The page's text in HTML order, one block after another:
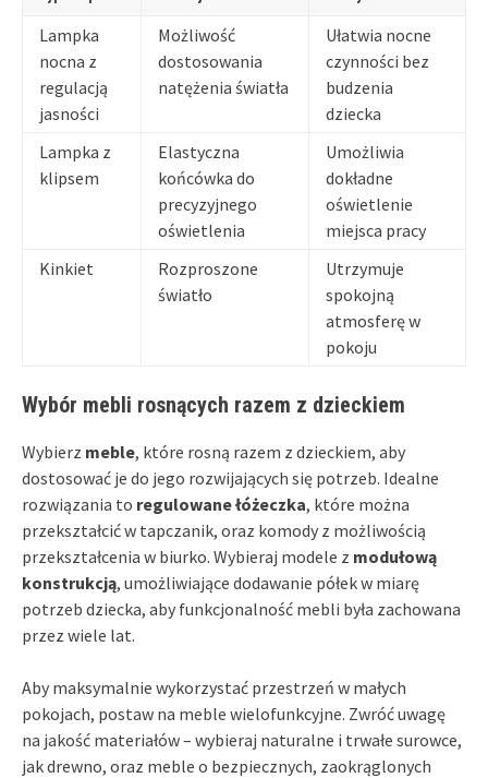
Lampka
nocna z
regulacją
jasności
Możliwość
dostosowania
natężenia światła
Ułatwia nocne
czynności bez
budzenia
dziecka
Lampka z
klipsem
Elastyczna
końcówka do
precyzyjnego
oświetlenia
Umożliwia
dokładne
oświetlenie
miejsca pracy
Kinkiet
Rozproszone
światło
Utrzymuje
spokojną
atmosferę w
pokoju
Wybór mebli rosnących razem z dzieckiem
Wybierz meble, które rosną razem z dzieckiem, aby
dostosować je do jego rozwijających się potrzeb. Idealne
rozwiązania to regulowane łóżeczka, które można
przekształcić w tapczanik, oraz komody z możliwością
przekształcenia w biurko. Wybieraj modele z modułową
konstrukcją, umożliwiające dodawanie półek w miarę
potrzeb dziecka, aby funkcjonalność mebli była zachowana
przez wiele lat.
Aby maksymalnie wykorzystać przestrzeń w małych
pokojach, postaw na meble wielofunkcyjne. Zwróć uwagę
na jakość materiałów – wybieraj naturalne i trwałe surowce,
jak drewno, oraz meble o bezpiecznych, zaokrąglonych